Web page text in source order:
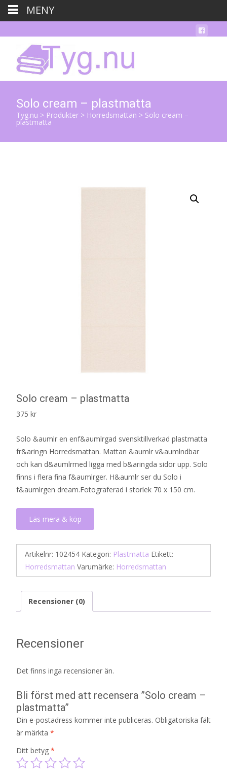
Solo cream – plastmatta
Tyg.nu > Produkter > Horredsmattan > Solo cream –
plastmatta
Solo cream – plastmatta
375 kr
Solo &aumlr en enf&aumlrgad svensktillverkad plastmatta
fr&aringn Horredsmattan. Mattan &aumlr v&aumlndbar
och kan d&aumlrmed ligga med b&aringda sidor upp. Solo
finns i flera fina f&aumlrger. H&aumlr ser du Solo i
f&aumlrgen dream.Fotograferad i storlek 70 x 150 cm.
Läs mera & köp
Artikelnr: 102454 Kategori: Plastmatta Etikett:
Horredsmattan Varumärke: Horredsmattan
Recensioner (0)
Recensioner
Det finns inga recensioner än.
Bli först med att recensera ”Solo cream –
plastmatta”
Din e-postadress kommer inte publiceras. Obligatoriska fält
är märkta *
Ditt betyg *
MENY